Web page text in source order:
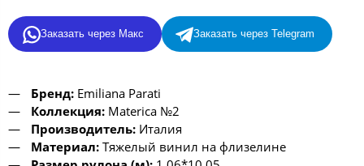
Заказать через Макс Заказать через Telegram
Бренд:Emiliana Parati
Коллекция:Materica №2
Производитель:Италия
Материал:Тяжелый винил на флизелине